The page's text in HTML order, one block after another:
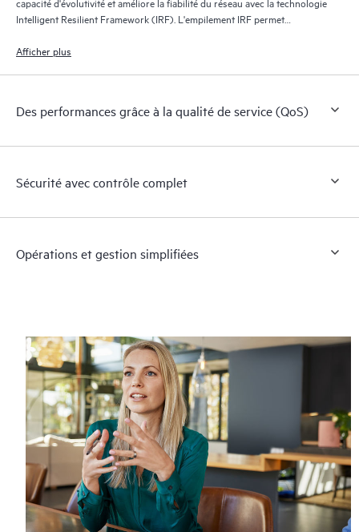
Intelligent Resilient Framework (IRF). L'empilement IRF permet
deux commutateurs ou plus fonctionnent comme un seul commutateur
Afficher plus
Des performances grâce à la qualité de service (QoS)
Sécurité avec contrôle complet
Opérations et gestion simplifiées